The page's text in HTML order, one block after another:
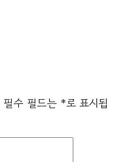
필수 필드는 *로 표시됩